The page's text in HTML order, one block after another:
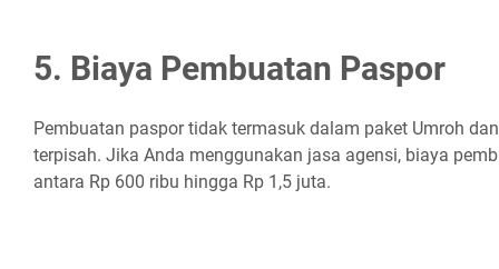
5. Biaya Pembuatan Paspor
Pembuatan paspor tidak termasuk dalam paket Umroh
terpisah. Jika Anda menggunakan jasa agensi, biaya
antara Rp 600 ribu hingga Rp 1,5 juta.